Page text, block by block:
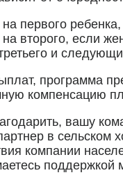
на первого
на второго, если
и
программа
компенсацию
вашу
в сельском
компании